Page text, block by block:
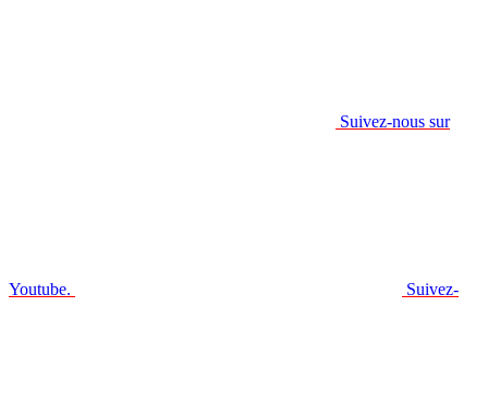
Suivez-nous sur
Youtube. Suivez-